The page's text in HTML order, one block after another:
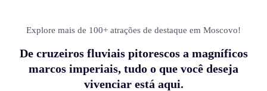
Explore mais de 100+ atrações de destaque em Moscovo!
De cruzeiros fluviais pitorescos a magníficos
marcos imperiais, tudo o que você deseja
vivenciar está aqui.